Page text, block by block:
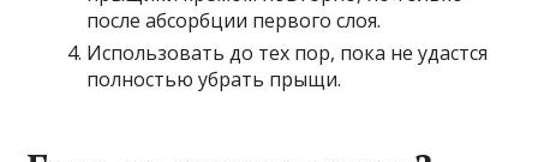
после абсорбции первого слоя.
Использовать до тех пор, пока не удастся
полностью убрать прыщи.